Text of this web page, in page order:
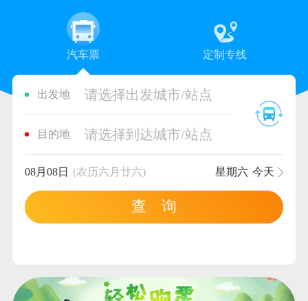
汽车票 定制专线
出发地 请选择出发城市/站点
目的地 请选择到达城市/站点
08月08日 (农历六月廿六) 星期六 今天
查 询